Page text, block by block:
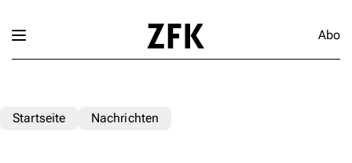
Abo
Startseite Nachrichten